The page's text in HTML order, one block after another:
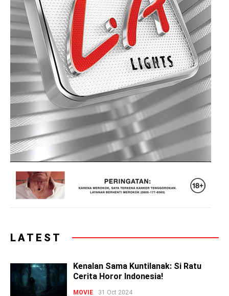
LATEST
Kenalan Sama Kuntilanak: Si Ratu
Cerita Horor Indonesia!
MOVIE 31 Oct 2024